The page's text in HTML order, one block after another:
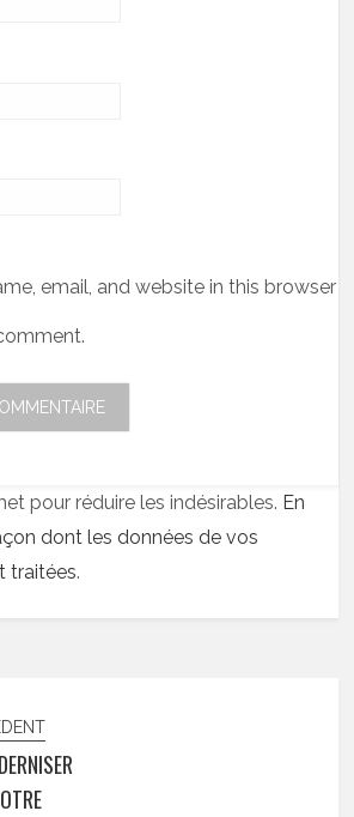
email, and website in this browser
pour réduire les indésirables. En
dont les données de vos
traitées.